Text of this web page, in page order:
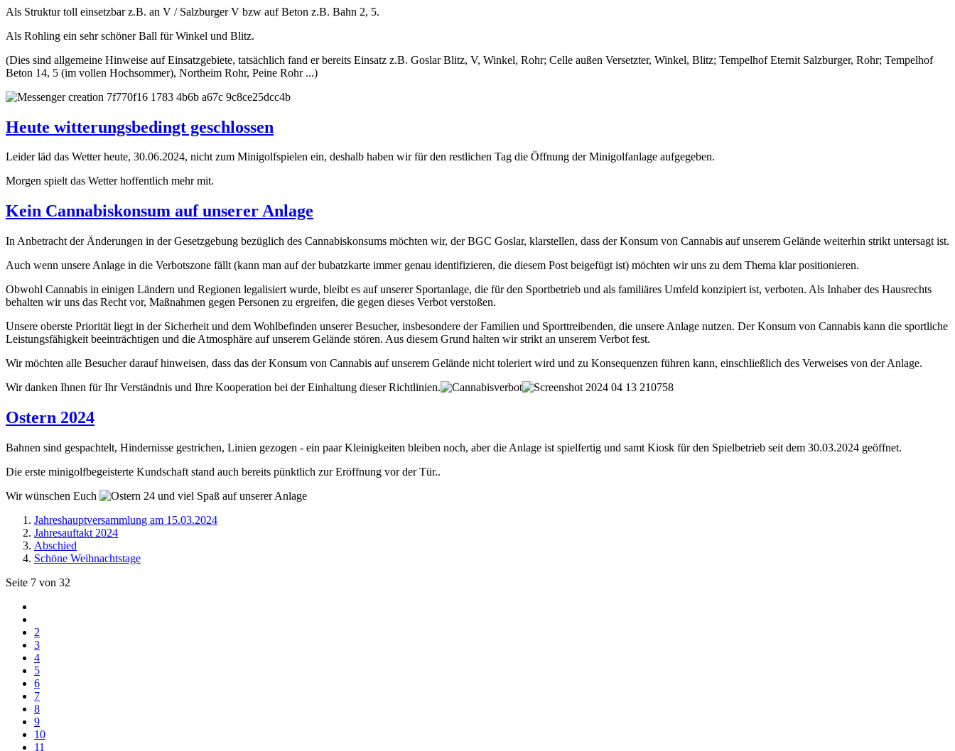
Als Struktur toll einsetzbar z.B. an V / Salzburger V bzw auf Beton z.B. Bahn 2, 5.
Als Rohling ein sehr schöner Ball für Winkel und Blitz.
(Dies sind allgemeine Hinweise auf Einsatzgebiete, tatsächlich fand er bereits Einsatz z.B. Goslar Blitz, V, Winkel, Rohr; Celle außen Versetzter, Winkel, Blitz; Tempelhof Eternit Salzburger, Rohr; Tempelhof
Beton 14, 5 (im vollen Hochsommer), Northeim Rohr, Peine Rohr ...)
Heute witterungsbedingt geschlossen
Leider läd das Wetter heute, 30.06.2024, nicht zum Minigolfspielen ein, deshalb haben wir für den restlichen Tag die Öffnung der Minigolfanlage aufgegeben.
Morgen spielt das Wetter hoffentlich mehr mit.
Kein Cannabiskonsum auf unserer Anlage
In Anbetracht der Änderungen in der Gesetzgebung bezüglich des Cannabiskonsums möchten wir, der BGC Goslar, klarstellen, dass der Konsum von Cannabis auf unserem Gelände weiterhin strikt untersagt ist.
Auch wenn unsere Anlage in die Verbotszone fällt (kann man auf der bubatzkarte immer genau identifizieren, die diesem Post beigefügt ist) möchten wir uns zu dem Thema klar positionieren.
Obwohl Cannabis in einigen Ländern und Regionen legalisiert wurde, bleibt es auf unserer Sportanlage, die für den Sportbetrieb und als familiäres Umfeld konzipiert ist, verboten. Als Inhaber des Hausrechts
behalten wir uns das Recht vor, Maßnahmen gegen Personen zu ergreifen, die gegen dieses Verbot verstoßen.
Unsere oberste Priorität liegt in der Sicherheit und dem Wohlbefinden unserer Besucher, insbesondere der Familien und Sporttreibenden, die unsere Anlage nutzen. Der Konsum von Cannabis kann die sportliche
Leistungsfähigkeit beeinträchtigen und die Atmosphäre auf unserem Gelände stören. Aus diesem Grund halten wir strikt an unserem Verbot fest.
Wir möchten alle Besucher darauf hinweisen, dass das der Konsum von Cannabis auf unserem Gelände nicht toleriert wird und zu Konsequenzen führen kann, einschließlich des Verweises von der Anlage.
Wir danken Ihnen für Ihr Verständnis und Ihre Kooperation bei der Einhaltung dieser Richtlinien.
Ostern 2024
Bahnen sind gespachtelt, Hindernisse gestrichen, Linien gezogen - ein paar Kleinigkeiten bleiben noch, aber die Anlage ist spielfertig und samt Kiosk für den Spielbetrieb seit dem 30.03.2024 geöffnet.
Die erste minigolfbegeisterte Kundschaft stand auch bereits pünktlich zur Eröffnung vor der Tür..
Wir wünschen Euch
und viel Spaß auf unserer Anlage
Jahreshauptversammlung am 15.03.2024
Jahresauftakt 2024
Abschied
Schöne Weihnachtstage
Seite 7 von 32
2
3
4
5
6
7
8
9
10
11